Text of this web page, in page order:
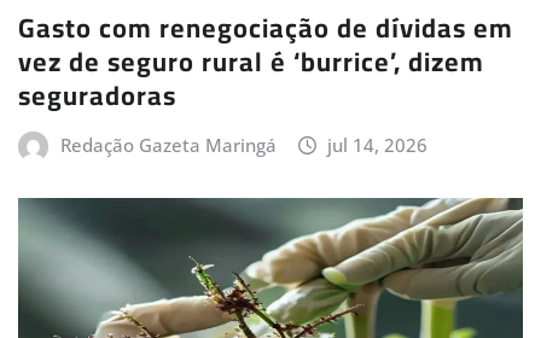
Gasto com renegociação de dívidas em
vez de seguro rural é ‘burrice’, dizem
seguradoras
Redação Gazeta Maringá jul 14, 2026